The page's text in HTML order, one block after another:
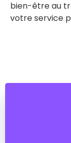
bien-être au
votre service